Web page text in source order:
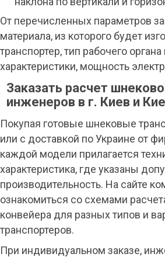
От перечисленных параметров
материала, из которого будет
транспортер, тип рабочего органа
характеристики, мощность
Заказать расчет
инженеров в г. Киев и
Покупая готовые шнековые
или с доставкой по Украине от
каждой модели прилагается
характеристика, где указаны
производительность. На сайте
ознакомиться со схемами
конвейера для разных типов и
транспортеров.
При индивидуальном заказе,